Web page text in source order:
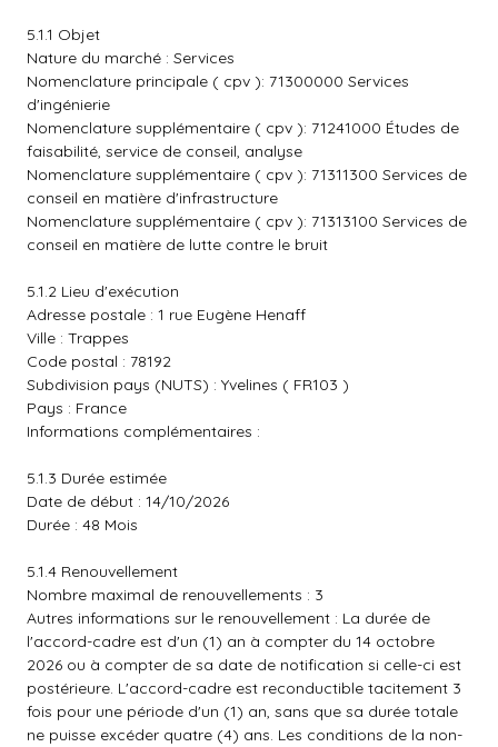
5.1.1 Objet
Nature du marché : Services
Nomenclature principale ( cpv ): 71300000 Services
d'ingénierie
Nomenclature supplémentaire ( cpv ): 71241000 Études de
faisabilité, service de conseil, analyse
Nomenclature supplémentaire ( cpv ): 71311300 Services de
conseil en matière d'infrastructure
Nomenclature supplémentaire ( cpv ): 71313100 Services de
conseil en matière de lutte contre le bruit
5.1.2 Lieu d'exécution
Adresse postale : 1 rue Eugène Henaff
Ville : Trappes
Code postal : 78192
Subdivision pays (NUTS) : Yvelines ( FR103 )
Pays : France
Informations complémentaires :
5.1.3 Durée estimée
Date de début : 14/10/2026
Durée : 48 Mois
5.1.4 Renouvellement
Nombre maximal de renouvellements : 3
Autres informations sur le renouvellement : La durée de
l'accord-cadre est d'un (1) an à compter du 14 octobre
2026 ou à compter de sa date de notification si celle-ci est
postérieure. L'accord-cadre est reconductible tacitement 3
fois pour une période d'un (1) an, sans que sa durée totale
ne puisse excéder quatre (4) ans. Les conditions de la non-